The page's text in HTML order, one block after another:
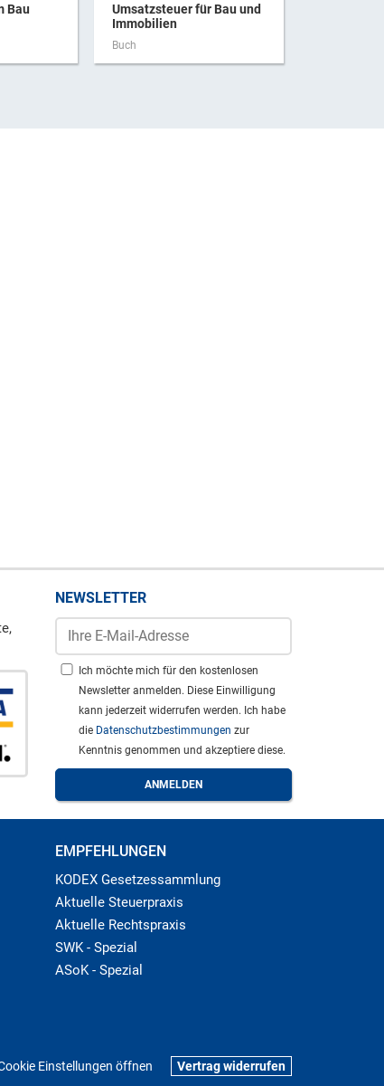
Bau
Umsatzsteuer für Bau und
Immobilien
Buch
NEWSLETTER
Ich möchte mich für den kostenlosen
Newsletter anmelden. Diese Einwilligung
kann jederzeit widerrufen werden. Ich habe
die Datenschutzbestimmungen zur
Kenntnis genommen und akzeptiere diese.
EMPFEHLUNGEN
KODEX Gesetzessammlung
Aktuelle Steuerpraxis
Aktuelle Rechtspraxis
SWK - Spezial
ASoK - Spezial
Einstellungen öffnen Vertrag widerrufen